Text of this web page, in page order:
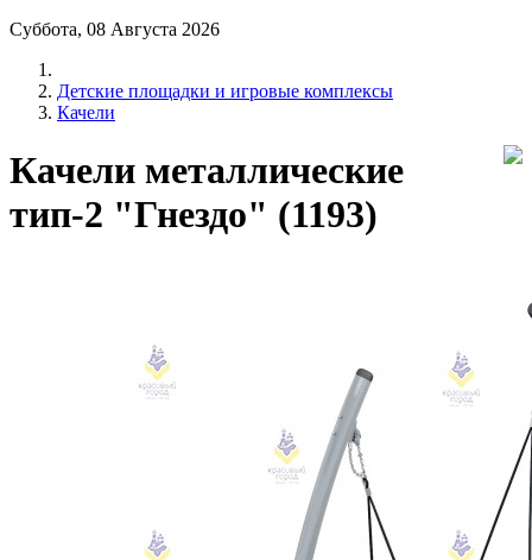
Суббота, 08 Августа 2026
Детские площадки и игровые комплексы
Качели
Качели металлические
тип-2 "Гнездо" (1193)